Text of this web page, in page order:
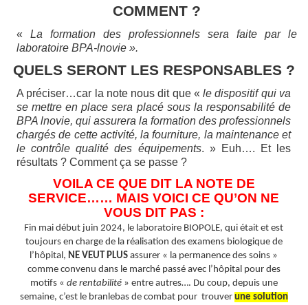
COMMENT ?
« La formation des professionnels sera faite par le
laboratoire BPA-lnovie ».
QUELS SERONT LES RESPONSABLES ?
A préciser…car la note nous dit que «le dispositif qui va
se mettre en place sera placé sous la responsabilité de
BPA lnovie, qui assurera la formation des professionnels
chargés de cette activité, la fourniture, la maintenance et
le contrôle qualité des équipements. » Euh…. Et les
résultats ? Comment ça se passe ?
VOILA CE QUE DIT LA NOTE DE
SERVICE…… MAIS VOICI CE QU’ON NE
VOUS DIT PAS :
Fin mai début juin 2024, le laboratoire BIOPOLE, qui était et est
toujours en charge de la réalisation des examens biologique de
l’hôpital, NE VEUT PLUS assurer « la permanence des soins »
comme convenu dans le marché passé avec l’hôpital pour des
motifs « de rentabilité » entre autres…. Du coup, depuis une
semaine, c’est le branlebas de combat pour trouver une solution